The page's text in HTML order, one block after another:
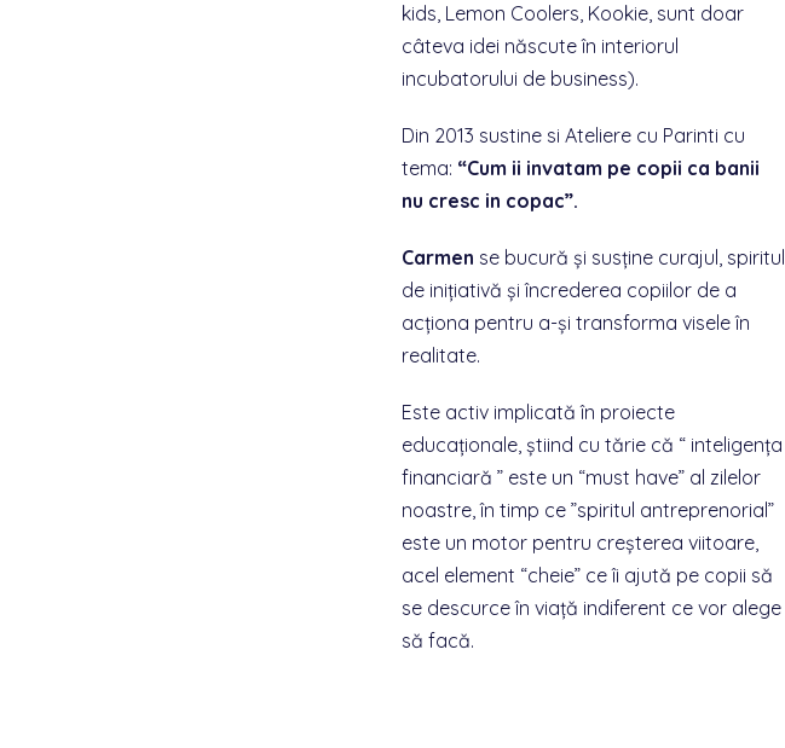
kids, Lemon Coolers, Kookie, sunt doar
câteva idei născute în interiorul
incubatorului de business).
Din 2013 sustine si Ateliere cu Parinti cu
tema: “Cum ii invatam pe copii ca banii
nu cresc in copac”.
Carmen se bucură și susține curajul, spiritul
de inițiativă și încrederea copiilor de a
acționa pentru a-și transforma visele în
realitate.
Este activ implicată în proiecte
educaționale, știind cu tărie că “ inteligența
financiară ” este un “must have” al zilelor
noastre, în timp ce ”spiritul antreprenorial”
este un motor pentru creșterea viitoare,
acel element “cheie” ce îi ajută pe copii să
se descurce în viață indiferent ce vor alege
să facă.